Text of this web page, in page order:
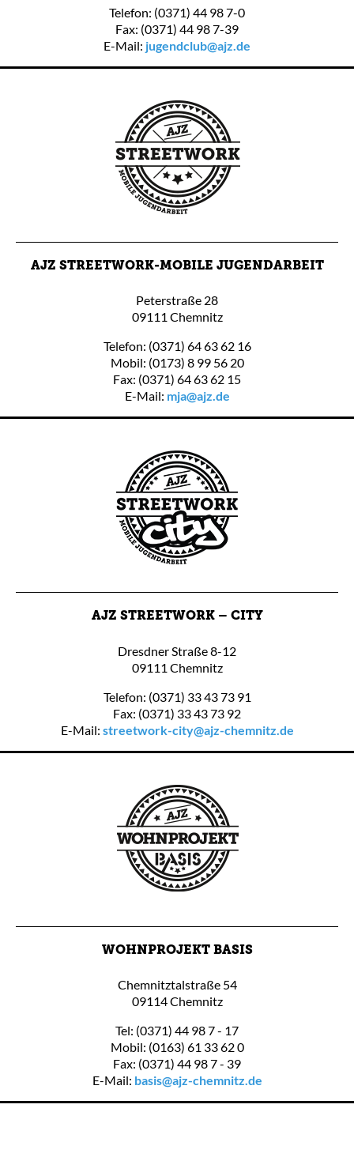
Telefon: (0371) 44 98 7-0
Fax: (0371) 44 98 7-39
E-Mail: jugendclub@ajz.de
AJZ STREETWORK-MOBILE JUGENDARBEIT
Peterstraße 28
09111 Chemnitz
Telefon: (0371) 64 63 62 16
Mobil: (0173) 8 99 56 20
Fax: (0371) 64 63 62 15
E-Mail: mja@ajz.de
AJZ STREETWORK – CITY
Dresdner Straße 8-12
09111 Chemnitz
Telefon: (0371) 33 43 73 91
Fax: (0371) 33 43 73 92
E-Mail: streetwork-city@ajz-chemnitz.de
WOHNPROJEKT BASIS
Chemnitztalstraße 54
09114 Chemnitz
Tel: (0371) 44 98 7 - 17
Mobil: (0163) 61 33 62 0
Fax: (0371) 44 98 7 - 39
E-Mail: basis@ajz-chemnitz.de